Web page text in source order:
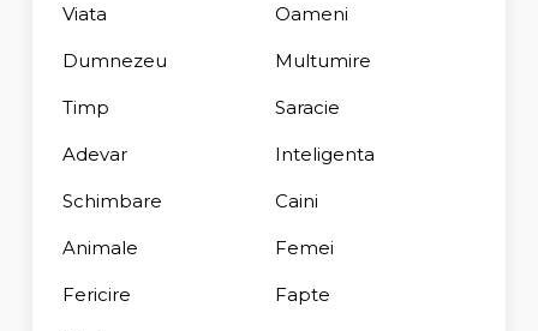
Viata Oameni
Dumnezeu Multumire
Timp Saracie
Adevar Inteligenta
Schimbare Caini
Animale Femei
Fericire Fapte